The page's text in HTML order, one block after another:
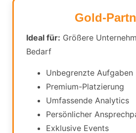
Gold-
Ideal für: Größere
Bedarf
Unbegrenzte Aufgaben
Premium-Platzierung
Umfassende Analytics
Persönlicher
Exklusive Events